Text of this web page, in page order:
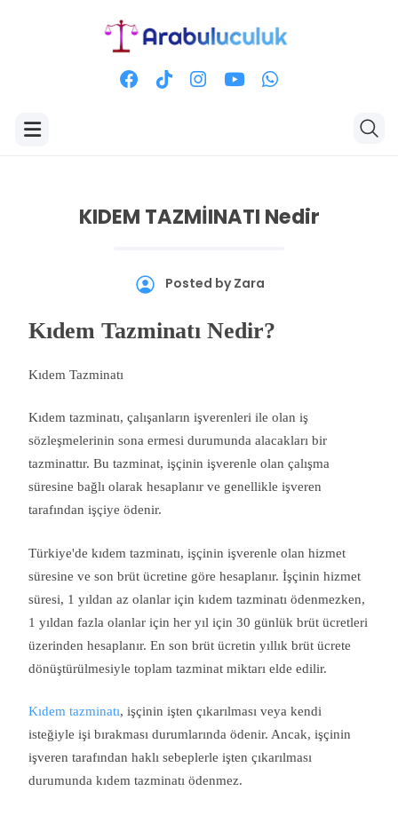
KIDEM TAZMİINATI Nedir
Posted byZara
Kıdem Tazminatı Nedir?
Kıdem Tazminatı
Kıdem tazminatı, çalışanların işverenleri ile olan iş
sözleşmelerinin sona ermesi durumunda alacakları bir
tazminattır. Bu tazminat, işçinin işverenle olan çalışma
süresine bağlı olarak hesaplanır ve genellikle işveren
tarafından işçiye ödenir.
Türkiye'de kıdem tazminatı, işçinin işverenle olan hizmet
süresine ve son brüt ücretine göre hesaplanır. İşçinin hizmet
süresi, 1 yıldan az olanlar için kıdem tazminatı ödenmezken,
1 yıldan fazla olanlar için her yıl için 30 günlük brüt ücretleri
üzerinden hesaplanır. En son brüt ücretin yıllık brüt ücrete
dönüştürülmesiyle toplam tazminat miktarı elde edilir.
Kıdem tazminatı, işçinin işten çıkarılması veya kendi
isteğiyle işi bırakması durumlarında ödenir. Ancak, işçinin
işveren tarafından haklı sebeplerle işten çıkarılması
durumunda kıdem tazminatı ödenmez.